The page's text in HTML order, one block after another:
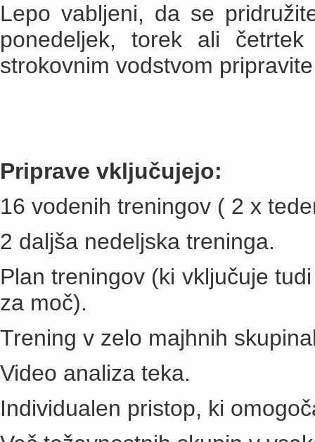
Lepo vabljeni, da se
ponedeljek, torek ali
strokovnim vodstvom
Priprave vključujejo:
16 vodenih treningov ( 2 x
2 daljša nedeljska treninga.
Plan treningov (ki vključuje
za moč).
Trening v zelo majhnih
Video analiza teka.
Individualen pristop, ki